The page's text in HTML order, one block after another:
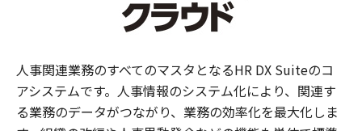
人事関連業務のすべてのマスタとなるHR DX Suiteのコ
アシステムです。人事情報のシステム化により、関連す
る業務のデータがつながり、業務の効率化を最大化しま